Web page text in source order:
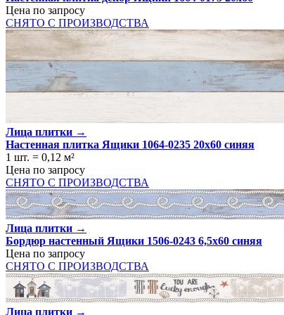
Цена по запросу
СНЯТО С ПРОИЗВОДСТВА
Лица плитки →
Настенная плитка Ящики 1064-0235 20x60 синяя
1 шт. = 0,12 м²
Цена по запросу
СНЯТО С ПРОИЗВОДСТВА
Лица плитки →
Бордюр настенный Ящики 1506-0243 6,5х60 синяя
Цена по запросу
СНЯТО С ПРОИЗВОДСТВА
Лица плитки →